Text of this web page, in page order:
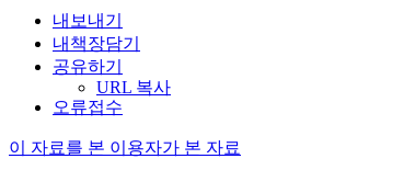
내보내기
내책장담기
공유하기
URL 복사
오류접수
이 자료를 본 이용자가 본 자료